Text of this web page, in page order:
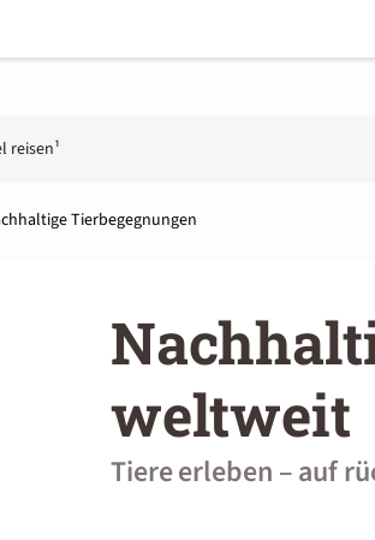
reisen¹
Tierbegegnungen
weltweit
Tiere erleben – auf